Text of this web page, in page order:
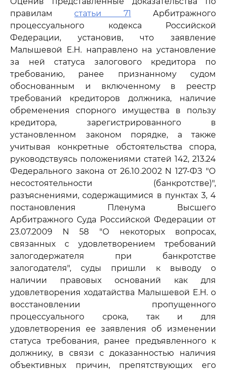
правиламстатьи 71 Арбитражного
процессуального кодекса Российской
Федерации, установив, что заявление
Малышевой Е.Н. направлено на установление
за ней статуса залогового кредитора по
требованию, ранее признанному судом
обоснованным и включенному в реестр
требований кредиторов должника, наличие
обременения спорного имущества в пользу
кредитора, зарегистрированного в
установленном законом порядке, а также
учитывая конкретные обстоятельства спора,
руководствуясь положениями статей 142, 213.24
Федерального закона от 26.10.2002 N 127-ФЗ "О
несостоятельности (банкротстве)",
разъяснениями, содержащимися в пунктах 3, 4
постановления Пленума Высшего
Арбитражного Суда Российской Федерации от
23.07.2009 N 58 "О некоторых вопросах,
связанных с удовлетворением требований
залогодержателя при банкротстве
залогодателя", суды пришли к выводу о
наличии правовых оснований как для
удовлетворения ходатайства Малышевой Е.Н. о
восстановлении пропущенного
процессуального срока, так и для
удовлетворения ее заявления об изменении
статуса требования, ранее предъявленного к
должнику, в связи с доказанностью наличия
объективных причин, препятствующих его